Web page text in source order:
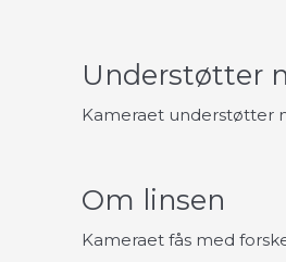
Understøtter
Kameraet understøtter
Om linsen
Kameraet fås med